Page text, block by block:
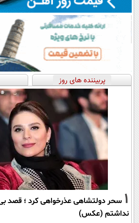
پربیننده های روز
1 سحر دولتشاهی عذرخواهی کرد ؛ قصد بی
نداشتم (عکس)